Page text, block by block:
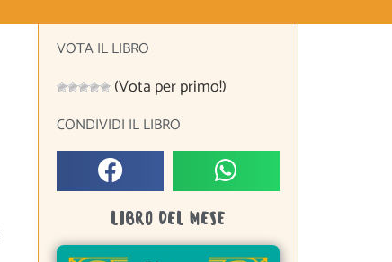
VOTA IL LIBRO
(Vota per primo!)
CONDIVIDI IL LIBRO
LIBRO DEL MESE